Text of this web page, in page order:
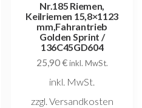
Nr.185 Riemen,
Keilriemen 15,8×1123
mm,Fahrantrieb
Golden Sprint /
136C45GD604
25,90€ inkl. MwSt.
inkl. MwSt.
zzgl. Versandkosten